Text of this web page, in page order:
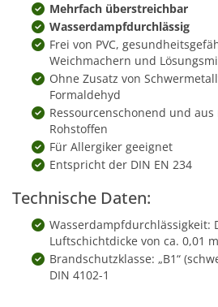
Mehrfach überstreichbar
Wasserdampfdurchlässig
Frei von PVC,
Weichmachern und
Ohne Zusatz von
Formaldehyd
Ressourcenschonend und
Rohstoffen
Für Allergiker geeignet
Entspricht der DIN EN 234
Technische Daten:
Wasserdampfdurchlässigkeit:
Luftschichtdicke von ca. 0,01 m
Brandschutzklasse: „B1“
DIN 4102-1